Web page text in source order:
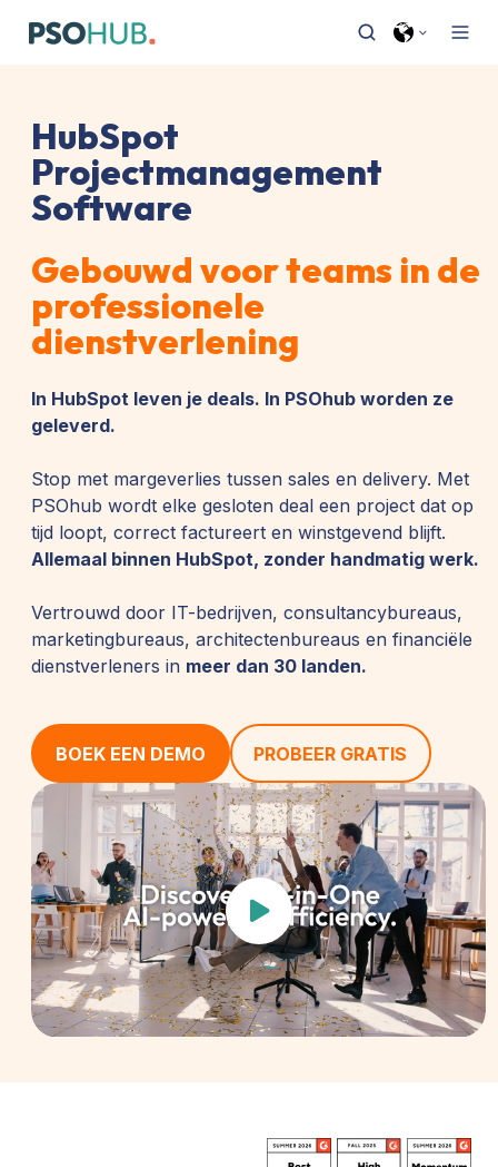
HubSpot
Projectmanagement
Software
Gebouwd voor teams in de
professionele
dienstverlening
In HubSpot leven je deals. In PSOhub worden ze
geleverd.
Stop met margeverlies tussen sales en delivery. Met
PSOhub wordt elke gesloten deal een project dat op
tijd loopt, correct factureert en winstgevend blijft.
Allemaal binnen HubSpot, zonder handmatig werk.
Vertrouwd door IT-bedrijven, consultancybureaus,
marketingbureaus, architectenbureaus en financiële
dienstverleners in meer dan 30 landen.
BOEK EEN DEMO PROBEER GRATIS